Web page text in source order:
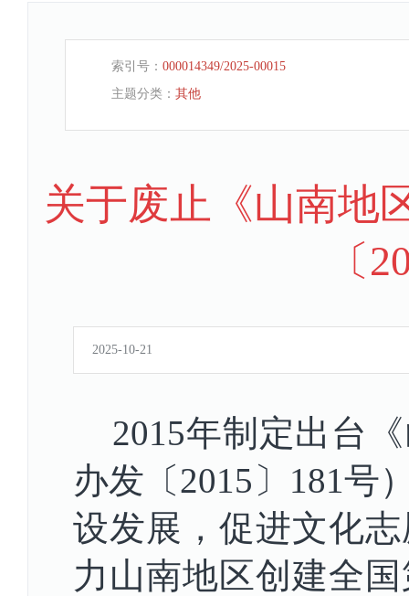
索引号： 000014349/2025-00015
主题分类： 其他
关于废止《山南地
〔
2025-10-21
2015年制定出台
办发〔2015〕181号
设发展，促进文化
力山南地区创建全